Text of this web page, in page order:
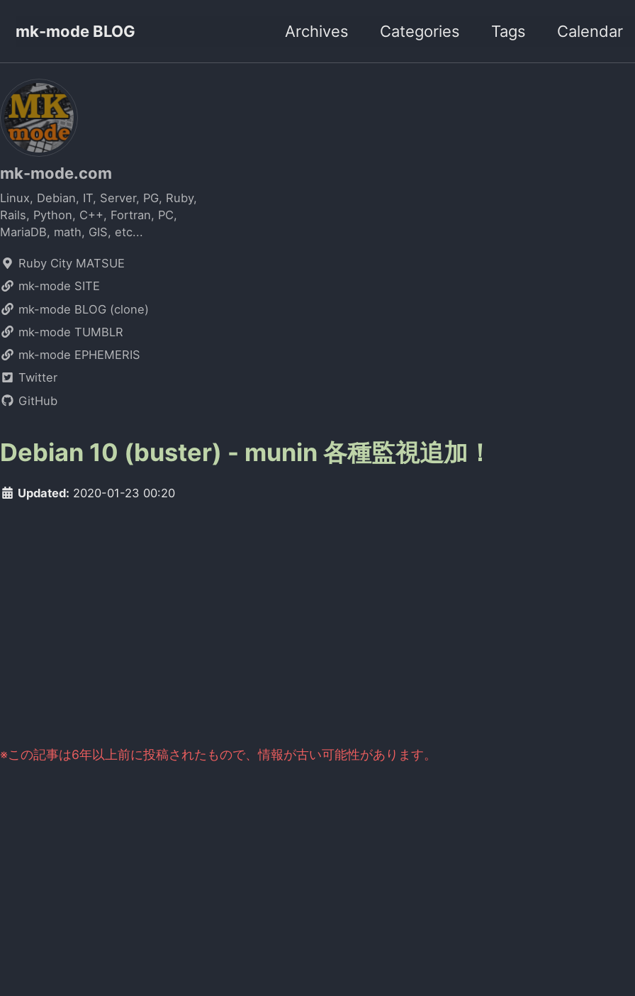
mk-mode BLOG Archives Categories Tags Calendar
mk-mode.com
Linux, Debian, IT, Server, PG, Ruby,
Rails, Python, C++, Fortran, PC,
MariaDB, math, GIS, etc...
Ruby City MATSUE
mk-mode SITE
mk-mode BLOG (clone)
mk-mode TUMBLR
mk-mode EPHEMERIS
Twitter
GitHub
Debian 10 (buster) - munin 各種監視追加！
Updated: 2020-01-23 00:20
※この記事は6年以上前に投稿されたもので、情報が古い可能性があります。